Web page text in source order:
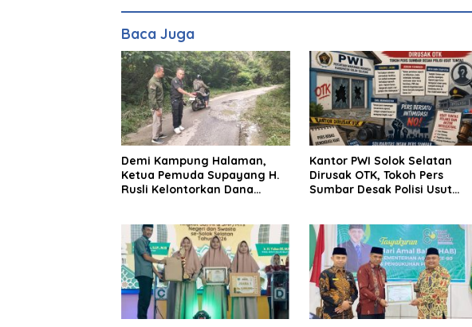
Baca Juga
Demi Kampung Halaman,
Ketua Pemuda Supayang H.
Rusli Kelontorkan Dana
Kantor PWI Solok Selatan
Dirusak OTK, Tokoh Pers
Sumbar Desak Polisi Usut